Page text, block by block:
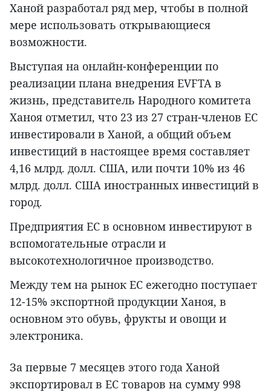
Ханой разработал ряд мер, чтобы в полной
мере использовать открывающиеся
возможности.
Выступая на онлайн-конференции по
реализации плана внедрения EVFTA в
жизнь, представитель Народного комитета
Ханоя отметил, что 23 из 27 стран-членов ЕС
инвестировали в Ханой, а общий объем
инвестиций в настоящее время составляет
4,16 млрд. долл. США, или почти 10% из 46
млрд. долл. США иностранных инвестиций в
город.
Предприятия ЕС в основном инвестируют в
вспомогательные отрасли и
высокотехнологичное производство.
Между тем на рынок ЕС ежегодно поступает
12-15% экспортной продукции Ханоя, в
основном это обувь, фрукты и овощи и
электроника.
За первые 7 месяцев этого года Ханой
экспортировал в ЕС товаров на сумму 998